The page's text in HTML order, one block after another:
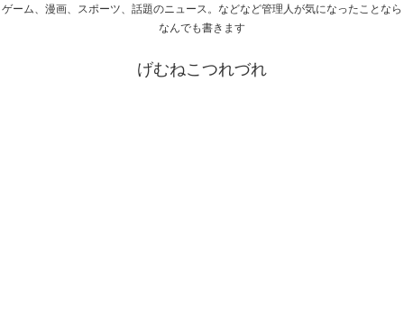
ゲーム、漫画、スポーツ、話題のニュース。などなど管理人が気になったことなら
なんでも書きます
げむねこつれづれ